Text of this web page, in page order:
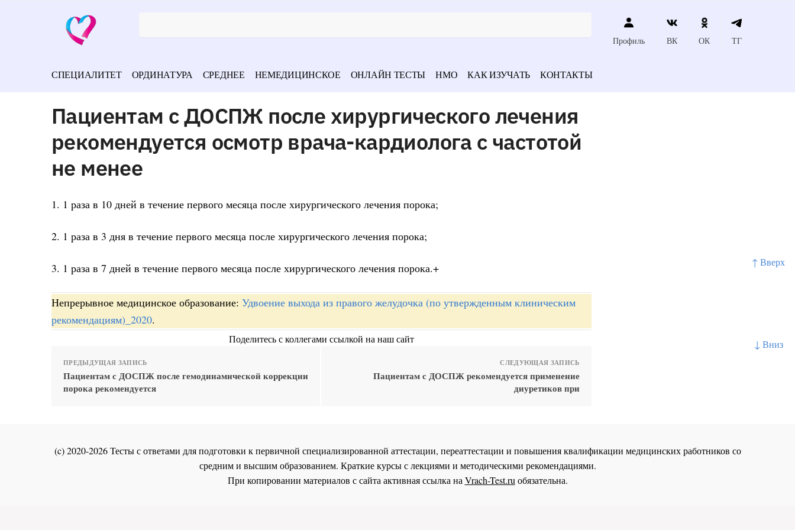
↑ Вверх
↓ Вниз
Профиль ВК ОК ТГ
СПЕЦИАЛИТЕТ ОРДИНАТУРА СРЕДНЕЕ НЕМЕДИЦИНСКОЕ ОНЛАЙН ТЕСТЫ НМО КАК ИЗУЧАТЬ КОНТАКТЫ
Пациентам с ДОСПЖ после хирургического лечения
рекомендуется осмотр врача-кардиолога с частотой
не менее
1. 1 раза в 10 дней в течение первого месяца после хирургического лечения порока;
2. 1 раза в 3 дня в течение первого месяца после хирургического лечения порока;
3. 1 раза в 7 дней в течение первого месяца после хирургического лечения порока.+
Непрерывное медицинское образование: Удвоение выхода из правого желудочка (по утвержденным клиническим
рекомендациям)_2020.
Поделитесь с коллегами ссылкой на наш сайт
ПРЕДЫДУЩАЯ ЗАПИСЬ
Пациентам с ДОСПЖ после гемодинамической коррекции
порока рекомендуется
СЛЕДУЮЩАЯ ЗАПИСЬ
Пациентам с ДОСПЖ рекомендуется применение
диуретиков при
(c) 2020-2026 Тесты с ответами для подготовки к первичной специализированной аттестации, переаттестации и повышения квалификации медицинских работников со
средним и высшим образованием. Краткие курсы с лекциями и методическими рекомендациями.
При копировании материалов с сайта активная ссылка на Vrach-Test.ru обязательна.